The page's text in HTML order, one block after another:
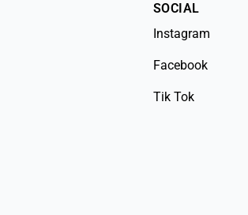
SOCIAL
Instagram
Facebook
Tik Tok